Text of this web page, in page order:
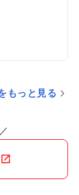
るので、あ
の滞在時間
もっと見る